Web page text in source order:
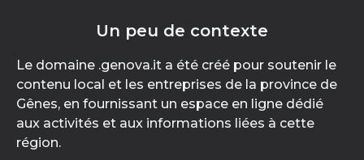
Un peu de contexte
Le domaine .genova.it a été créé pour soutenir le
contenu local et les entreprises de la province de
Gênes, en fournissant un espace en ligne dédié
aux activités et aux informations liées à cette
région.